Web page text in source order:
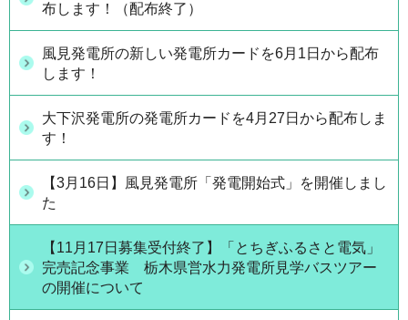
布します！（配布終了）
風見発電所の新しい発電所カードを6月1日から配布
します！
大下沢発電所の発電所カードを4月27日から配布しま
す！
【3月16日】風見発電所「発電開始式」を開催しまし
た
【11月17日募集受付終了】「とちぎふるさと電気」
完売記念事業 栃木県営水力発電所見学バスツアー
の開催について